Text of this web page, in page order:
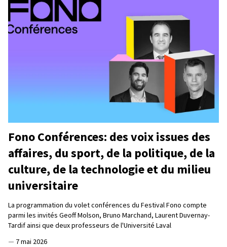
Fono Conférences: des voix issues des
affaires, du sport, de la politique, de la
culture, de la technologie et du milieu
universitaire
La programmation du volet conférences du Festival Fono compte
parmi les invités Geoff Molson, Bruno Marchand, Laurent Duvernay-
Tardif ainsi que deux professeurs de l'Université Laval
— 7 mai 2026